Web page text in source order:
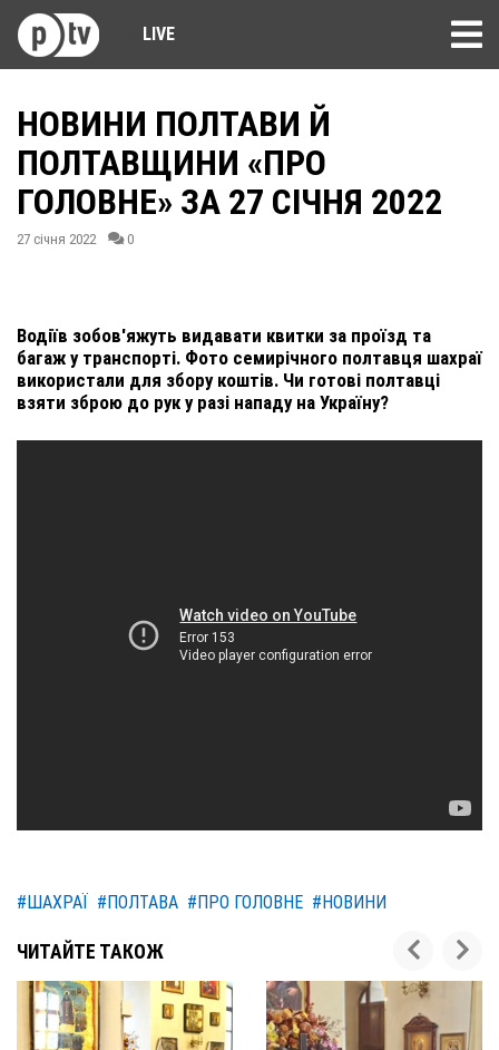
LIVE
НОВИНИ ПОЛТАВИ Й
ПОЛТАВЩИНИ «ПРО
ГОЛОВНЕ» ЗА 27 СІЧНЯ 2022
27 січня 2022 0
Водіїв зобов'яжуть видавати квитки за проїзд та
багаж у транспорті. Фото семирічного полтавця шахраї
використали для збору коштів. Чи готові полтавці
взяти зброю до рук у разі нападу на Україну?
#ШАХРАЇ #ПОЛТАВА #ПРО ГОЛОВНЕ #НОВИНИ
ЧИТАЙТЕ ТАКОЖ